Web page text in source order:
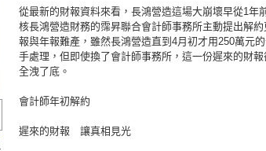
從最新的財報資料來看，長鴻營造這場大崩壞早從1年
核長鴻營造財務的霈昇聯合會計師事務所主動提出解
報與年報難產，雖然長鴻營造直到4月初才用250萬元
手處理，但即使換了會計師事務所，這一份遲來的財
全洩了底。
會計師年初解約
遲來的財報 讓真相見光